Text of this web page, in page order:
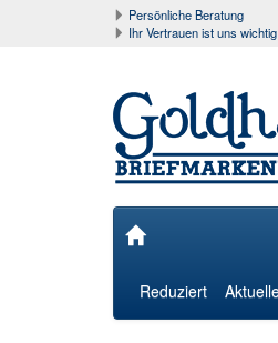
Persönliche Beratung
Ihr Vertrauen ist uns wichtig
Reduziert